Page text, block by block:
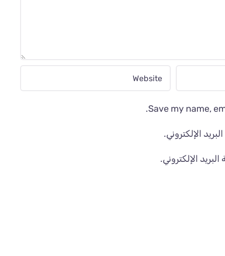
Save my name,
الإلكتروني.
الإلكتروني.